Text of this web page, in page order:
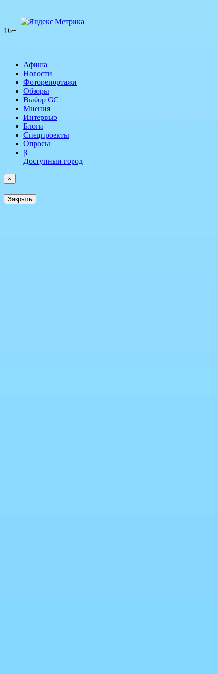
16+
Афиша
Новости
Фоторепортажи
Обзоры
Выбор GC
Мнения
Интервью
Блоги
Спецпроекты
Опросы
β
Доступный город
×
Закрыть